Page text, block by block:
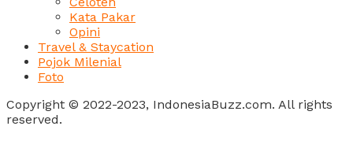
Kata Pakar
Opini
Travel & Staycation
Pojok Milenial
Foto
Copyright © 2022-2023, IndonesiaBuzz.com. All rights
reserved.